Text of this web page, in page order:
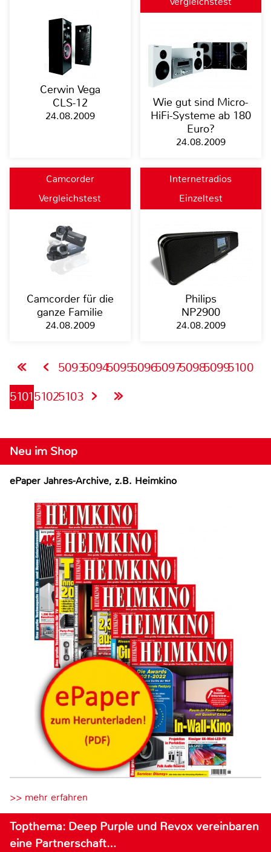
Cerwin Vega
CLS-12
24.08.2009
Wie gut sind Micro-
HiFi-Systeme ab 180
Euro?
24.08.2009
Camcorder
Vergleichstest
Camcorder für die
ganze Familie
24.08.2009
Internetradios
Einzeltest
Philips
NP2900
24.08.2009
50935094509550965097509850995100
510151025103
Neu im Shop
ePaper Jahres-Archive, z.B. Heimkino
>> mehr erfahren
Topthema: Deep Purple und Revox vereinbaren
eine Partnerschaft…